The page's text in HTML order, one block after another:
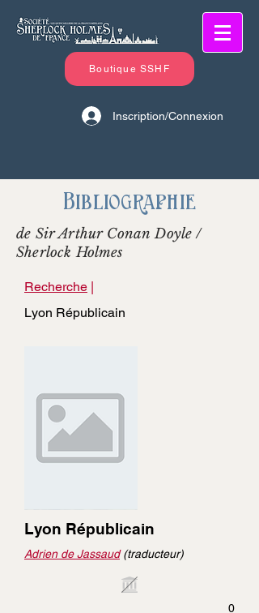
Boutique SSHF
Inscription/Connexion
Bibliographie
de Sir Arthur Conan Doyle /
Sherlock Holmes
Recherche |
Lyon Républicain
Lyon Républicain
Adrien de Jassaud(traducteur)
0